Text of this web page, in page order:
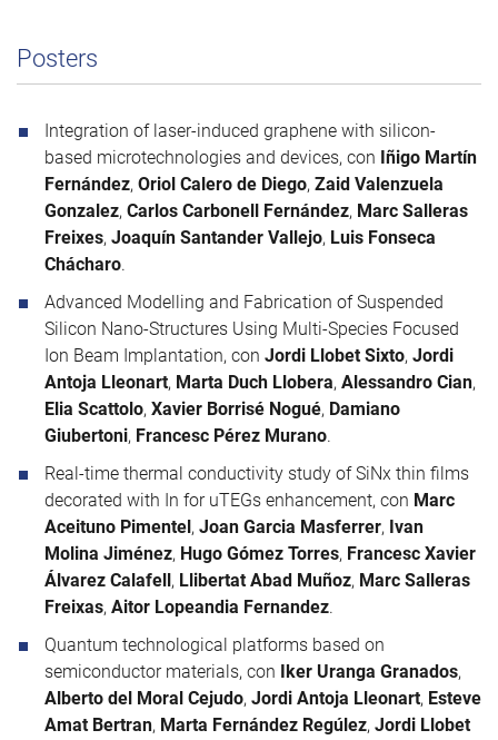
Posters
Integration of laser-induced graphene with silicon-
based microtechnologies and devices, con Iñigo Martín
Fernández, Oriol Calero de Diego, Zaid Valenzuela
Gonzalez, Carlos Carbonell Fernández, Marc Salleras
Freixes, Joaquín Santander Vallejo, Luis Fonseca
Chácharo.
Advanced Modelling and Fabrication of Suspended
Silicon Nano-Structures Using Multi-Species Focused
Ion Beam Implantation, con Jordi Llobet Sixto, Jordi
Antoja Lleonart, Marta Duch Llobera, Alessandro Cian,
Elia Scattolo, Xavier Borrisé Nogué, Damiano
Giubertoni, Francesc Pérez Murano.
Real-time thermal conductivity study of SiNx thin films
decorated with In for uTEGs enhancement, con Marc
Aceituno Pimentel, Joan Garcia Masferrer, Ivan
Molina Jiménez, Hugo Gómez Torres, Francesc Xavier
Álvarez Calafell, Llibertat Abad Muñoz, Marc Salleras
Freixas, Aitor Lopeandia Fernandez.
Quantum technological platforms based on
semiconductor materials, con Iker Uranga Granados,
Alberto del Moral Cejudo, Jordi Antoja Lleonart, Esteve
Amat Bertran, Marta Fernández Regúlez, Jordi Llobet